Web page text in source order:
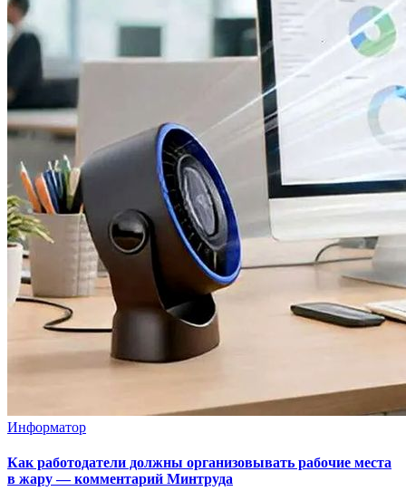
Информатор
Как работодатели должны организовывать рабочие места
в жару — комментарий Минтруда